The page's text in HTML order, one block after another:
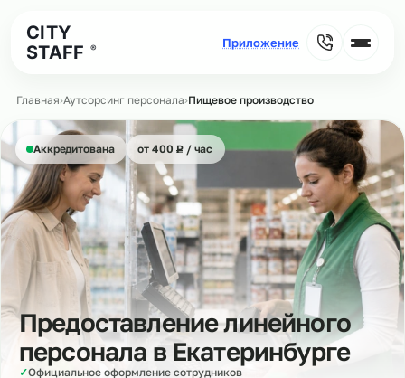
CITY
STAFF
®
Главная›Аутсорсинг персонала›Пищевое производство
Аккредитована от 400 ₽
Р/ час
Предоставление линейного
персонала в Екатеринбурге
✓Официальное оформление сотрудников